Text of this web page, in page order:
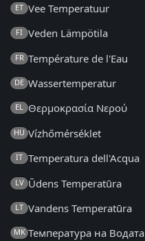
ET Vee Temperatuur
FI Veden Lämpötila
FR Température de l'Eau
DE Wassertemperatur
EL Θερμοκρασία Νερού
HU Vízhőmérséklet
IT Temperatura dell'Acqua
LV Ūdens Temperatūra
LT Vandens Temperatūra
MK Температура на Водата